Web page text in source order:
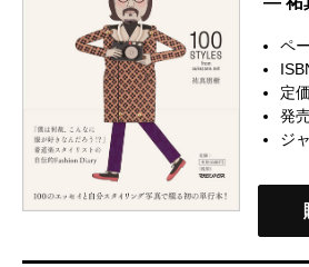
ペ
定
発
ジ